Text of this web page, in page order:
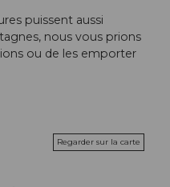
puissent aussi
nous vous prions
ou de les emporter
Regarder sur la carte